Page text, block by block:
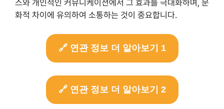
스와 개인적인 커뮤니케이션에서 그 효과를 극대화하며, 문
화적 차이에 유의하여 소통하는 것이 중요합니다.
🔗 연관 정보 더 알아보기 1
🔗 연관 정보 더 알아보기 2